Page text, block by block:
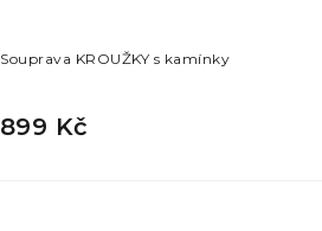
Souprava KROUŽKY s kamínky
899 Kč